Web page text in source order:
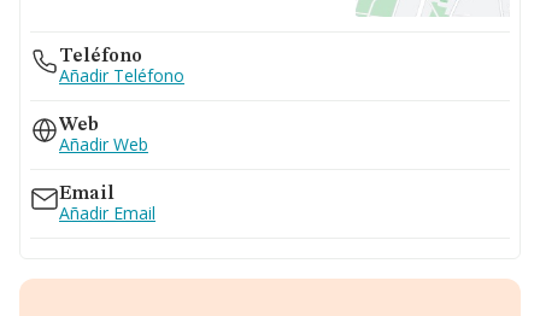
Teléfono
Añadir Teléfono
Web
Añadir Web
Email
Añadir Email